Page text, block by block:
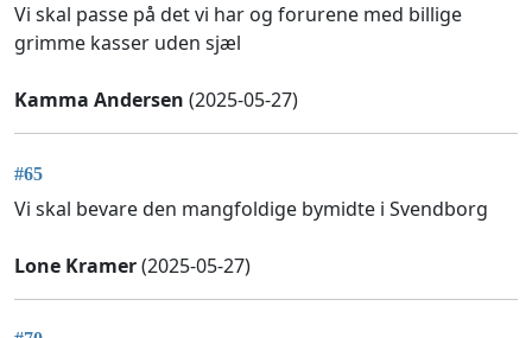
Vi skal passe på det vi har og forurene med billige
grimme kasser uden sjæl
Kamma Andersen (2025-05-27)
#65
Vi skal bevare den mangfoldige bymidte i Svendborg
Lone Kramer(2025-05-27)